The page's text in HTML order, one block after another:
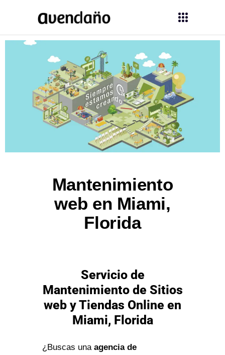
Mantenimiento
web en Miami,
Florida
Servicio de
Mantenimiento de Sitios
web y Tiendas Online en
Miami, Florida
¿Buscas una agencia de